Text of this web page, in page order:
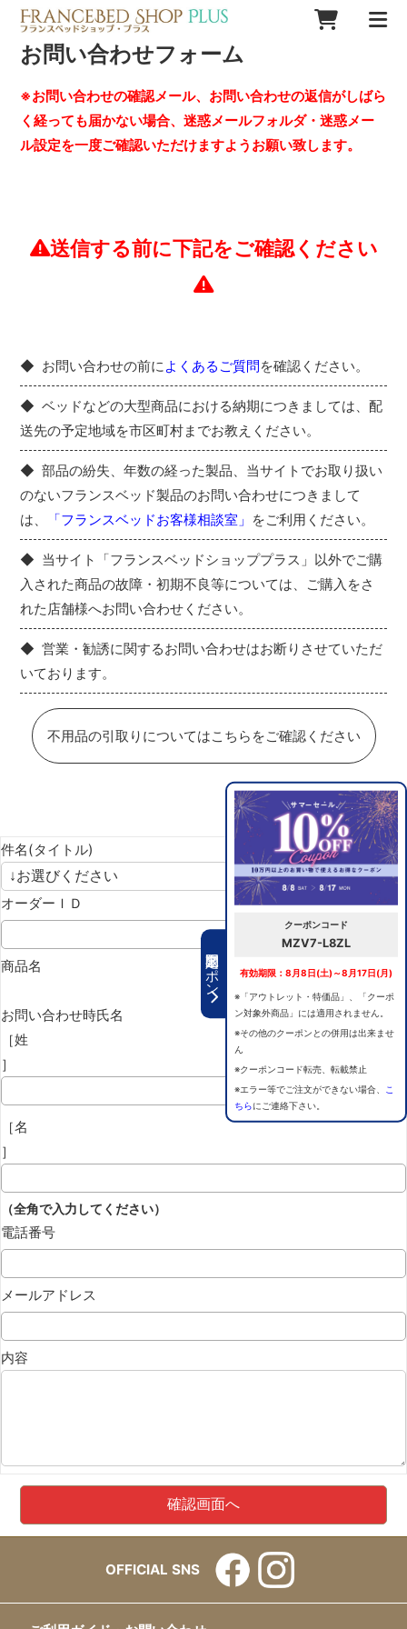
期間限定クーポン
クーポンコード
MZV7-L8ZL
有効期限：8月8日(土)～8月17日(月)
※「アウトレット・特価品」、「クーポ
ン対象外商品」には適用されません。
※その他のクーポンとの併用は出来ませ
ん
※クーポンコード転売、転載禁止
※エラー等でご注文ができない場合、
こ
ちらにご連絡下さい。
お問い合わせフォーム
※お問い合わせの確認メール、お問い合わせの返信がしばら
く経っても届かない場合、迷惑メールフォルダ・迷惑メー
ル設定を一度ご確認いただけますようお願い致します。
送信する前に下記をご確認ください
お問い合わせの前に よくあるご質問を確認ください。
ベッドなどの大型商品における納期につきましては、配
送先の予定地域を市区町村までお教えください。
部品の紛失、年数の経った製品、当サイトでお取り扱い
のないフランスベッド製品のお問い合わせにつきまして
は、
「フランスベッドお客様相談室」 をご利用ください。
当サイト「フランスベッドショッププラス」以外でご購
入された商品の故障・初期不良等については、ご購入をさ
れた店舗様へお問い合わせください。
営業・勧誘に関するお問い合わせはお断りさせていただ
いております。
不用品の引取りについてはこちらをご確認ください
件名(タイトル)
オーダーＩＤ
商品名
お問い合わせ時氏名
［姓
］
［名
］
（全角で入力してください）
電話番号
メールアドレス
内容
OFFICIAL SNS